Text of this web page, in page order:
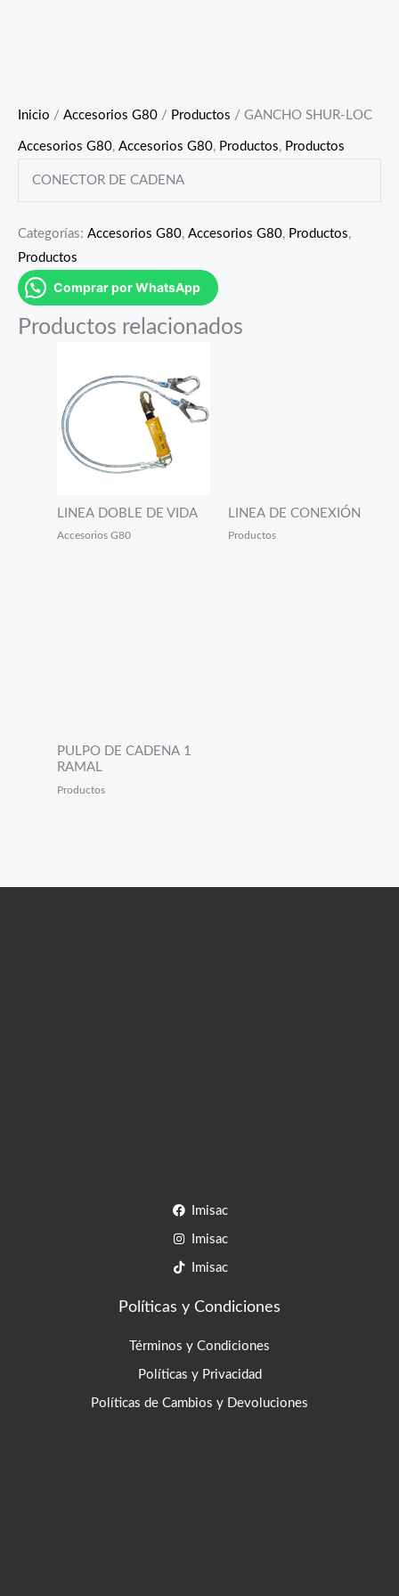
Inicio / Accesorios G80 / Productos / GANCHO SHUR-LOC
Accesorios G80, Accesorios G80, Productos, Productos
CONECTOR DE CADENA
Categorías: Accesorios G80, Accesorios G80, Productos,
Productos
Comprar por WhatsApp
Productos relacionados
LINEA DOBLE DE VIDA
Accesorios G80
LINEA DE CONEXIÓN
Productos
PULPO DE CADENA 1
RAMAL
Productos
Imisac
Imisac
Imisac
Políticas y Condiciones
Términos y Condiciones
Políticas y Privacidad
Políticas de Cambios y Devoluciones